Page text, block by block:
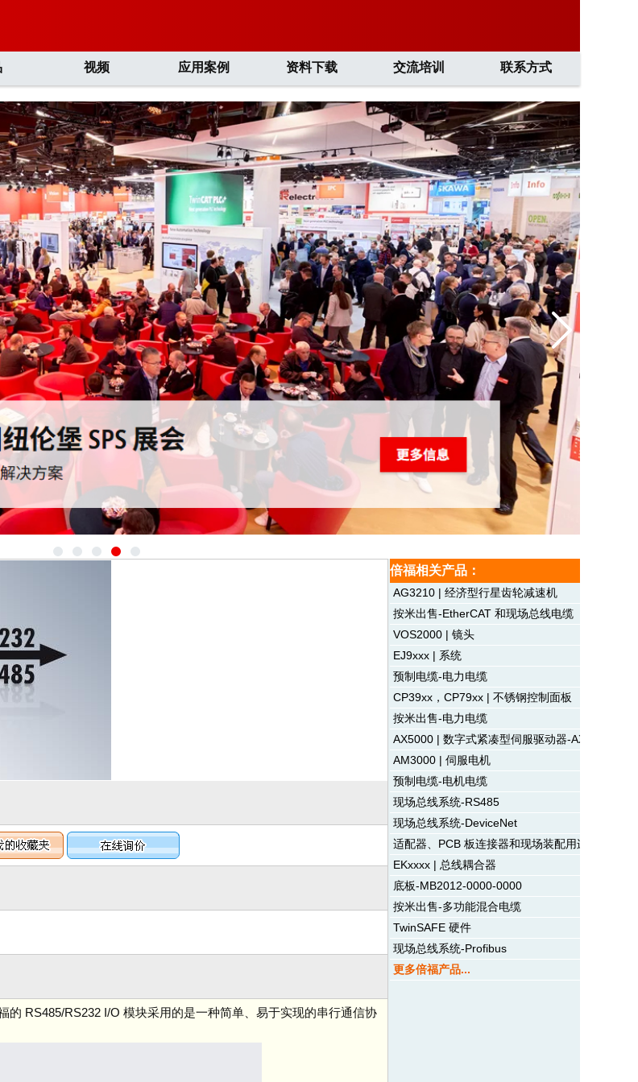
视频 应用案例 资料下载 交流培训 联系方式
的 RS485/RS232 I/O 模块采用的是一种简单、易于实现的串行通信协
倍福相关产品：
AG3210 | 经济型行星齿轮减速机
按米出售-EtherCAT 和现场总线电缆
VOS2000 | 镜头
EJ9xxx | 系统
预制电缆-电力电缆
CP39xx，CP79xx | 不锈钢控制面板
按米出售-电力电缆
AX5000 | 数字式紧凑型伺服驱动器-AX5140
AM3000 | 伺服电机
预制电缆-电机电缆
现场总线系统-RS485
现场总线系统-DeviceNet
适配器、PCB 板连接器和现场装配用连接器-电
EKxxxx | 总线耦合器
底板-MB2012-0000-0000
按米出售-多功能混合电缆
TwinSAFE 硬件
现场总线系统-Profibus
更多倍福产品...